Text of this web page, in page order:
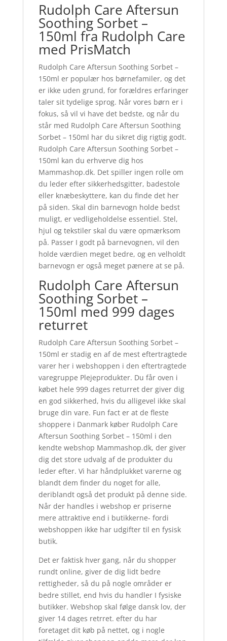
Rudolph Care Aftersun
Soothing Sorbet –
150ml fra Rudolph Care
med PrisMatch
Rudolph Care Aftersun Soothing Sorbet –
150ml er populær hos børnefamiler, og det
er ikke uden grund, for forældres erfaringer
taler sit tydelige sprog. Når vores børn er i
fokus, så vil vi have det bedste, og når du
står med Rudolph Care Aftersun Soothing
Sorbet – 150ml har du sikret dig rigtig godt.
Rudolph Care Aftersun Soothing Sorbet –
150ml kan du erhverve dig hos
Mammashop.dk. Det spiller ingen rolle om
du leder efter sikkerhedsgitter, badestole
eller knæbeskyttere, kan du finde det her
på siden. Skal din barnevogn holde bedst
muligt, er vedligeholdelse essentiel. Stel,
hjul og tekstiler skal du være opmærksom
på. Passer I godt på barnevognen, vil den
holde værdien meget bedre, og en velholdt
barnevogn er også meget pænere at se på.
Rudolph Care Aftersun
Soothing Sorbet –
150ml med 999 dages
returret
Rudolph Care Aftersun Soothing Sorbet –
150ml er stadig en af de mest eftertragtede
varer her i webshoppen i den eftertragtede
varegruppe Plejeprodukter. Du får oven i
købet hele 999 dages returret der giver dig
en god sikkerhed, hvis du alligevel ikke skal
bruge din vare. Fun fact er at de fleste
shoppere i Danmark køber Rudolph Care
Aftersun Soothing Sorbet – 150ml i den
kendte webshop Mammashop.dk, der giver
dig det store udvalg af de produkter du
leder efter. Vi har håndplukket varerne og
blandt dem finder du noget for alle,
deriblandt også det produkt på denne side.
Når der handles i webshop er priserne
mere attraktive end i butikkerne- fordi
webshoppen ikke har udgifter til en fysisk
butik.
Det er faktisk hver gang, når du shopper
rundt online, giver de dig lidt bedre
rettigheder, så du på nogle områder er
bedre stillet, end hvis du handler I fysiske
butikker. Webshop skal følge dansk lov, der
giver 14 dages retrret. efter du har
foretaget dit køb på nettet, og i nogle